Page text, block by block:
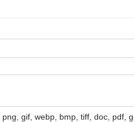
gif, webp, bmp, tiff, doc, pdf,